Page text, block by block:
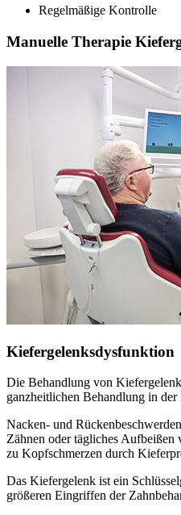
Regelmäßige Kontrolle
Manuelle Therapie
Kiefergelenksdysfunktion
Die Behandlung von
ganzheitlichen Behandlung in
Nacken- und
Zähnen oder tägliches
zu Kopfschmerzen durch
Das Kiefergelenk ist ein
größeren Eingriffen der